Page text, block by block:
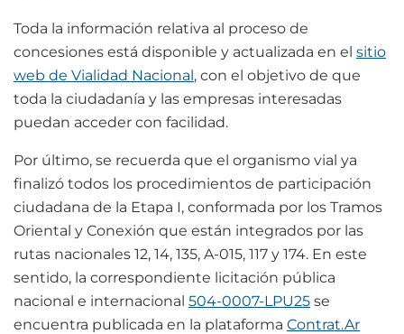
Toda la información relativa al proceso de
concesiones está disponible y actualizada en el sitio
web de Vialidad Nacional, con el objetivo de que
toda la ciudadanía y las empresas interesadas
puedan acceder con facilidad.
Por último, se recuerda que el organismo vial ya
finalizó todos los procedimientos de participación
ciudadana de la Etapa I, conformada por los Tramos
Oriental y Conexión que están integrados por las
rutas nacionales 12, 14, 135, A-015, 117 y 174. En este
sentido, la correspondiente licitación pública
nacional e internacional 504-0007-LPU25 se
encuentra publicada en la plataforma Contrat.Ar